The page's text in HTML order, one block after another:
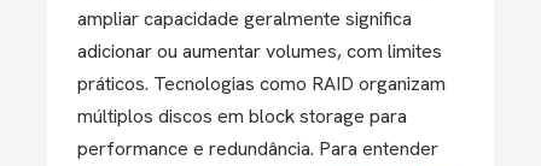
ampliar capacidade geralmente significa
adicionar ou aumentar volumes, com limites
práticos. Tecnologias como RAID organizam
múltiplos discos em block storage para
performance e redundância. Para entender